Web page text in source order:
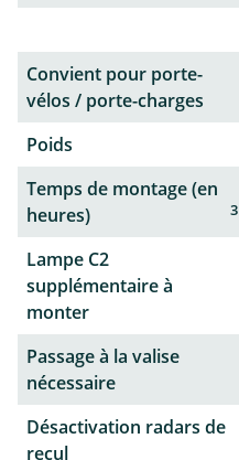
Convient pour porte-
vélos / porte-charges
Poids
Temps de montage (en
heures)
3
Lampe C2
supplémentaire à
monter
Passage à la valise
nécessaire
Désactivation radars de
recul